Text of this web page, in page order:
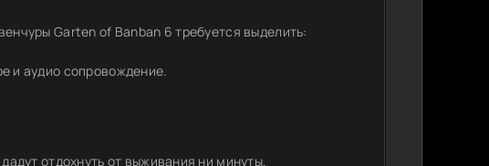
Garten of Banban 6 требуется выделить:
и аудио сопровождение.
отдохнуть от выживания ни минуты.